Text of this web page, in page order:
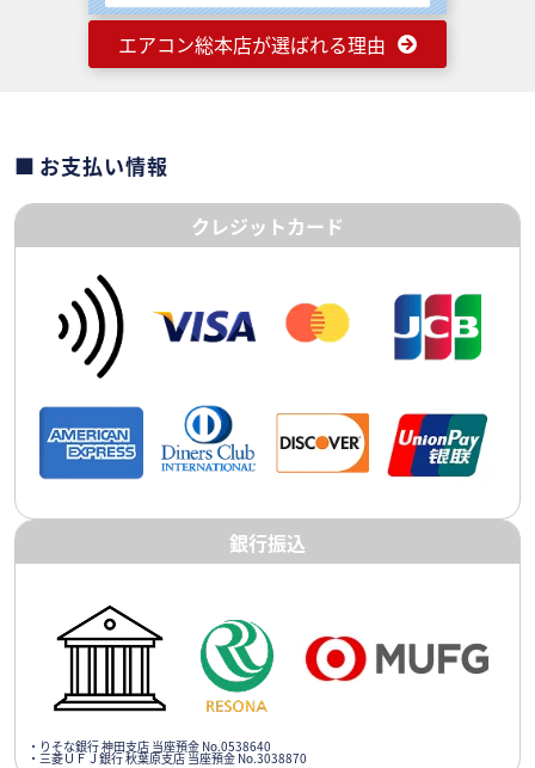
エアコン総本店が選ばれる理由
お支払い情報
クレジットカード
銀行振込
・りそな銀行 神田支店 当座預金 No.0538640
・三菱ＵＦＪ銀行 秋葉原支店 当座預金 No.3038870